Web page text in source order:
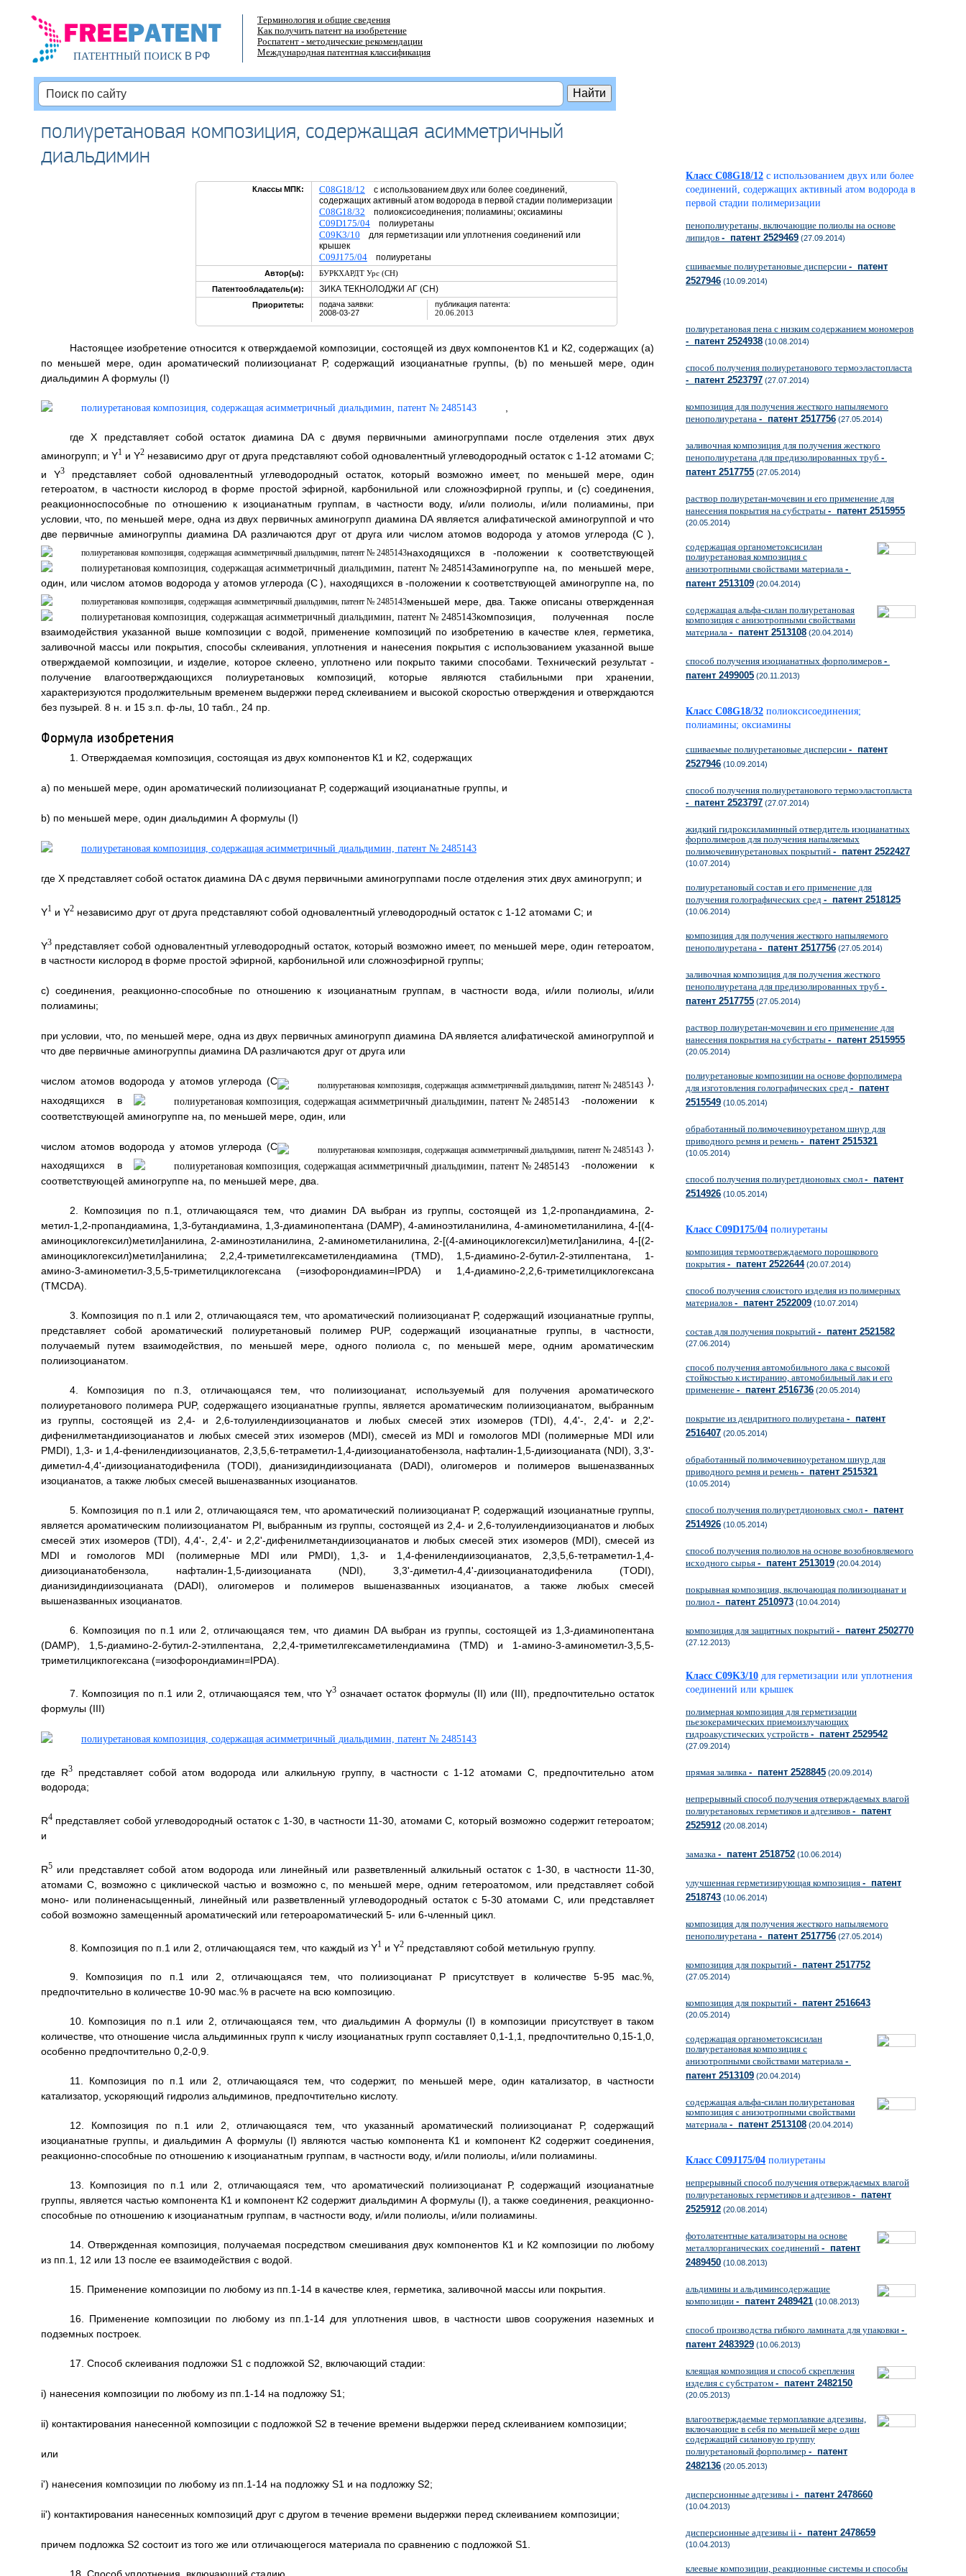
ПАТЕНТНЫЙ ПОИСКВ РФ
Терминология и общие сведения
Как получить патент на изобретение
Роспатент - методические рекомендации
Международная патентная классификация
полиуретановая композиция, содержащая асимметричный
диальдимин
Классы МПК: C08G18/12 с использованием двух или более соединений,
содержащих активный атом водорода в первой стадии полимеризации
C08G18/32 полиоксисоединения; полиамины; оксиамины
C09D175/04полиуретаны
C09K3/10 для герметизации или уплотнения соединений или
крышек
C09J175/04полиуретаны
Автор(ы):
БУРКХАРДТ Урс (CH)
Патентообладатель(и):
ЗИКА ТЕКНОЛОДЖИ АГ (CH)
Приоритеты:
подача заявки:
2008-03-27
публикация патента:
20.06.2013
Настоящее изобретение относится к отверждаемой композиции, состоящей из двух компонентов К1 и К2, содержащих (а)
по меньшей мере, один ароматический полиизоцианат Р, содержащий изоцианатные группы, (b) по меньшей мере, один
диальдимин А формулы (I)
где X представляет собой остаток диамина DA с двумя первичными аминогруппами после отделения этих двух
аминогрупп; и Y1и Y2независимо друг от друга представляют собой одновалентный углеводородный остаток с 1-12 атомами С;
и Y3представляет собой одновалентный углеводородный остаток, который возможно имеет, по меньшей мере, один
гетероатом, в частности кислород в форме простой эфирной, карбонильной или сложноэфирной группы, и (с) соединения,
реакционноспособные по отношению к изоцианатным группам, в частности воду, и/или полиолы, и/или полиамины, при
условии, что, по меньшей мере, одна из двух первичных аминогрупп диамина DA является алифатической аминогруппой и что
две первичные аминогруппы диамина DA различаются друг от друга или числом атомов водорода у атомов углерода (С ),
находящихся в -положении к соответствующей
аминогруппе на, по меньшей мере,
один, или числом атомов водорода у атомов углерода (С ), находящихся в-положении к соответствующей аминогруппе на, по
меньшей мере, два. Также описаны отвержденная
композиция, полученная после
взаимодействия указанной выше композиции с водой, применение композиций по изобретению в качестве клея, герметика,
заливочной массы или покрытия, способы склеивания, уплотнения и нанесения покрытия с использованием указанной выше
отверждаемой композиции, и изделие, которое склеено, уплотнено или покрыто такими способами. Технический результат -
получение влагоотверждающихся полиуретановых композиций, которые являются стабильными при хранении,
характеризуются продолжительным временем выдержки перед склеиванием и высокой скоростью отверждения и отверждаются
без пузырей. 8 н. и 15 з.п. ф-лы, 10 табл., 24 пр.
Формула изобретения
1. Отверждаемая композиция, состоящая из двух компонентов К1 и К2, содержащих
a) по меньшей мере, один ароматический полиизоцианат Р, содержащий изоцианатные группы, и
b) по меньшей мере, один диальдимин А формулы (I)
где X представляет собой остаток диамина DA с двумя первичными аминогруппами после отделения этих двух аминогрупп; и
Y1и Y2независимо друг от друга представляют собой одновалентный углеводородный остаток с 1-12 атомами С; и
Y3представляет собой одновалентный углеводородный остаток, который возможно имеет, по меньшей мере, один гетероатом,
в частности кислород в форме простой эфирной, карбонильной или сложноэфирной группы;
с) соединения, реакционно-способные по отношению к изоцианатным группам, в частности вода, и/или полиолы, и/или
полиамины;
при условии, что, по меньшей мере, одна из двух первичных аминогрупп диамина DA является алифатической аминогруппой и
что две первичные аминогруппы диамина DA различаются друг от друга или
числом атомов водорода у атомов углерода (С
),
находящихся в
-положении к
соответствующей аминогруппе на, по меньшей мере, один, или
числом атомов водорода у атомов углерода (С
),
находящихся в
-положении к
соответствующей аминогруппе на, по меньшей мере, два.
2. Композиция по п.1, отличающаяся тем, что диамин DA выбран из группы, состоящей из 1,2-пропандиамина, 2-
метил-1,2-пропандиамина, 1,3-бутандиамина, 1,3-диаминопентана (DAMP), 4-аминоэтиланилина, 4-аминометиланилина, 4-[(4-
аминоциклогексил)метил]анилина, 2-аминоэтиланилина, 2-аминометиланилина, 2-[(4-аминоциклогексил)метил]анилина, 4-[(2-
аминоциклогексил)метил]анилина; 2,2,4-триметилгексаметилендиамина (TMD), 1,5-диамино-2-бутил-2-этилпентана, 1-
амино-3-аминометил-3,5,5-триметилциклогексана (=изофорондиамин=IPDA) и 1,4-диамино-2,2,6-триметилциклогексана
(TMCDA).
3. Композиция по п.1 или 2, отличающаяся тем, что ароматический полиизоцианат Р, содержащий изоцианатные группы,
представляет собой ароматический полиуретановый полимер PUP, содержащий изоцианатные группы, в частности,
получаемый путем взаимодействия, по меньшей мере, одного полиола с, по меньшей мере, одним ароматическим
полиизоцианатом.
4. Композиция по п.3, отличающаяся тем, что полиизоцианат, используемый для получения ароматического
полиуретанового полимера PUP, содержащего изоцианатные группы, является ароматическим полиизоцианатом, выбранным
из группы, состоящей из 2,4- и 2,6-толуилендиизоцианатов и любых смесей этих изомеров (TDI), 4,4'-, 2,4'- и 2,2'-
дифенилметандиизоцианатов и любых смесей этих изомеров (MDI), смесей из MDI и гомологов MDI (полимерные MDI или
PMDI), 1,3- и 1,4-фенилендиизоцианатов, 2,3,5,6-тетраметил-1,4-диизоцианатобензола, нафталин-1,5-диизоцианата (NDI), 3,3'-
диметил-4,4'-диизоцианатодифенила (TODI), дианизидиндиизоцианата (DADI), олигомеров и полимеров вышеназванных
изоцианатов, а также любых смесей вышеназванных изоцианатов.
5. Композиция по п.1 или 2, отличающаяся тем, что ароматический полиизоцианат Р, содержащий изоцианатные группы,
является ароматическим полиизоцианатом PI, выбранным из группы, состоящей из 2,4- и 2,6-толуилендиизоцианатов и любых
смесей этих изомеров (TDI), 4,4'-, 2,4'- и 2,2'-дифенилметандиизоцианатов и любых смесей этих изомеров (MDI), смесей из
MDI и гомологов MDI (полимерные MDI или PMDI), 1,3- и 1,4-фенилендиизоцианатов, 2,3,5,6-тетраметил-1,4-
диизоцианатобензола, нафталин-1,5-диизоцианата (NDI), 3,3'-диметил-4,4'-диизоцианатодифенила (TODI),
дианизидиндиизоцианата (DADI), олигомеров и полимеров вышеназванных изоцианатов, а также любых смесей
вышеназванных изоцианатов.
6. Композиция по п.1 или 2, отличающаяся тем, что диамин DA выбран из группы, состоящей из 1,3-диаминопентана
(DAMP), 1,5-диамино-2-бутил-2-этилпентана, 2,2,4-триметилгексаметилендиамина (TMD) и 1-амино-3-аминометил-3,5,5-
триметилцикпогексана (=изофорондиамин=IPDA).
7. Композиция по п.1 или 2, отличающаяся тем, что Y3 означает остаток формулы (II) или (III), предпочтительно остаток
формулы (III)
где R3представляет собой атом водорода или алкильную группу, в частности с 1-12 атомами С, предпочтительно атом
водорода;
R4представляет собой углеводородный остаток с 1-30, в частности 11-30, атомами С, который возможно содержит гетероатом;
и
R5или представляет собой атом водорода или линейный или разветвленный алкильный остаток с 1-30, в частности 11-30,
атомами С, возможно с циклической частью и возможно с, по меньшей мере, одним гетероатомом, или представляет собой
моно- или полиненасыщенный, линейный или разветвленный углеводородный остаток с 5-30 атомами С, или представляет
собой возможно замещенный ароматический или гетероароматический 5- или 6-членный цикл.
8. Композиция по п.1 или 2, отличающаяся тем, что каждый из Y1и Y2представляют собой метильную группу.
9. Композиция по п.1 или 2, отличающаяся тем, что полиизоцианат Р присутствует в количестве 5-95 мас.%,
предпочтительно в количестве 10-90 мас.% в расчете на всю композицию.
10. Композиция по п.1 или 2, отличающаяся тем, что диальдимин А формулы (I) в композиции присутствует в таком
количестве, что отношение числа альдиминных групп к числу изоцианатных групп составляет 0,1-1,1, предпочтительно 0,15-1,0,
особенно предпочтительно 0,2-0,9.
11. Композиция по п.1 или 2, отличающаяся тем, что содержит, по меньшей мере, один катализатор, в частности
катализатор, ускоряющий гидролиз альдиминов, предпочтительно кислоту.
12. Композиция по п.1 или 2, отличающаяся тем, что указанный ароматический полиизоцианат Р, содержащий
изоцианатные группы, и диальдимин А формулы (I) являются частью компонента К1 и компонент К2 содержит соединения,
реакционно-способные по отношению к изоцианатным группам, в частности воду, и/или полиолы, и/или полиамины.
13. Композиция по п.1 или 2, отличающаяся тем, что ароматический полиизоцианат Р, содержащий изоцианатные
группы, является частью компонента К1 и компонент К2 содержит диальдимин А формулы (I), а также соединения, реакционно-
способные по отношению к изоцианатным группам, в частности воду, и/или полиолы, и/или полиамины.
14. Отвержденная композиция, получаемая посредством смешивания двух компонентов К1 и К2 композиции по любому
из пп.1, 12 или 13 после ее взаимодействия с водой.
15. Применение композиции по любому из пп.1-14 в качестве клея, герметика, заливочной массы или покрытия.
16. Применение композиции по любому из пп.1-14 для уплотнения швов, в частности швов сооружения наземных и
подземных построек.
17. Способ склеивания подложки S1 с подложкой S2, включающий стадии:
i) нанесения композиции по любому из пп.1-14 на подложку S1;
ii) контактирования нанесенной композиции с подложкой S2 в течение времени выдержки перед склеиванием композиции;
или
i') нанесения композиции по любому из пп.1-14 на подложку S1 и на подложку S2;
ii') контактирования нанесенных композиций друг с другом в течение времени выдержки перед склеиванием композиции;
причем подложка S2 состоит из того же или отличающегося материала по сравнению с подложкой S1.
Класс C08G18/12 с использованием двух или более
соединений, содержащих активный атом водорода в
первой стадии полимеризации
пенополиуретаны, включающие полиолы на основе
липидов - патент 2529469 (27.09.2014)
сшиваемые полиуретановые дисперсии - патент
2527946 (10.09.2014)
полиуретановая пена с низким содержанием мономеров
- патент 2524938 (10.08.2014)
способ получения полиуретанового термоэластопласта
- патент 2523797 (27.07.2014)
композиция для получения жесткого напыляемого
пенополиуретана - патент 2517756 (27.05.2014)
заливочная композиция для получения жесткого
пенополиуретана для предизолированных труб -
патент 2517755 (27.05.2014)
раствор полиуретан-мочевин и его применение для
нанесения покрытия на субстраты - патент 2515955
(20.05.2014)
содержащая органометоксисилан
полиуретановая композиция с
анизотропными свойствами материала -
патент 2513109 (20.04.2014)
содержащая альфа-силан полиуретановая
композиция с анизотропными свойствами
материала - патент 2513108 (20.04.2014)
способ получения изоцианатных форполимеров -
патент 2499005 (20.11.2013)
Класс C08G18/32 полиоксисоединения;
полиамины; оксиамины
сшиваемые полиуретановые дисперсии - патент
2527946 (10.09.2014)
способ получения полиуретанового термоэластопласта
- патент 2523797 (27.07.2014)
жидкий гидроксиламинный отвердитель изоцианатных
форполимеров для получения напыляемых
полимочевинуретановых покрытий - патент 2522427
(10.07.2014)
полиуретановый состав и его применение для
получения голографических сред - патент 2518125
(10.06.2014)
композиция для получения жесткого напыляемого
пенополиуретана - патент 2517756 (27.05.2014)
заливочная композиция для получения жесткого
пенополиуретана для предизолированных труб -
патент 2517755 (27.05.2014)
раствор полиуретан-мочевин и его применение для
нанесения покрытия на субстраты - патент 2515955
(20.05.2014)
полиуретановые композиции на основе форполимера
для изготовления голографических сред - патент
2515549 (10.05.2014)
обработанный полимочевиноуретаном шнур для
приводного ремня и ремень - патент 2515321
(10.05.2014)
способ получения полиуретдионовых смол - патент
2514926 (10.05.2014)
Класс C09D175/04 полиуретаны
композиция термоотверждаемого порошкового
покрытия - патент 2522644(20.07.2014)
способ получения слоистого изделия из полимерных
материалов - патент 2522009 (10.07.2014)
состав для получения покрытий - патент 2521582
(27.06.2014)
способ получения автомобильного лака с высокой
стойкостью к истиранию, автомобильный лак и его
применение - патент 2516736 (20.05.2014)
покрытие из дендритного полиуретана - патент
2516407 (20.05.2014)
обработанный полимочевиноуретаном шнур для
приводного ремня и ремень - патент 2515321
(10.05.2014)
способ получения полиуретдионовых смол - патент
2514926 (10.05.2014)
способ получения полиолов на основе возобновляемого
исходного сырья - патент 2513019 (20.04.2014)
покрывная композиция, включающая полиизоцианат и
полиол - патент 2510973 (10.04.2014)
композиция для защитных покрытий - патент 2502770
(27.12.2013)
Класс C09K3/10 для герметизации или уплотнения
соединений или крышек
полимерная композиция для герметизации
пьезокерамических приемоизлучающих
гидроакустических устройств - патент 2529542
(27.09.2014)
прямая заливка - патент 2528845 (20.09.2014)
непрерывный способ получения отверждаемых влагой
полиуретановых герметиков и адгезивов - патент
2525912 (20.08.2014)
замазка - патент 2518752 (10.06.2014)
улучшенная герметизирующая композиция - патент
2518743 (10.06.2014)
композиция для получения жесткого напыляемого
пенополиуретана - патент 2517756 (27.05.2014)
композиция для покрытий - патент 2517752
(27.05.2014)
композиция для покрытий - патент 2516643
(20.05.2014)
содержащая органометоксисилан
полиуретановая композиция с
анизотропными свойствами материала -
патент 2513109 (20.04.2014)
содержащая альфа-силан полиуретановая
композиция с анизотропными свойствами
материала - патент 2513108 (20.04.2014)
Класс C09J175/04 полиуретаны
непрерывный способ получения отверждаемых влагой
полиуретановых герметиков и адгезивов - патент
2525912 (20.08.2014)
фотолатентные катализаторы на основе
металлорганических соединений - патент
2489450 (10.08.2013)
альдимины и альдиминсодержащие
композиции - патент 2489421 (10.08.2013)
способ производства гибкого ламината для упаковки -
патент 2483929 (10.06.2013)
клеящая композиция и способ скрепления
изделия с субстратом - патент 2482150
(20.05.2013)
влагоотверждаемые термоплавкие адгезивы,
включающие в себя по меньшей мере один
содержащий силановую группу
полиуретановый форполимер - патент
2482136 (20.05.2013)
дисперсионные адгезивы i - патент 2478660
(10.04.2013)
дисперсионные адгезивы ii - патент 2478659
(10.04.2013)
клеевые композиции, реакционные системы и способы